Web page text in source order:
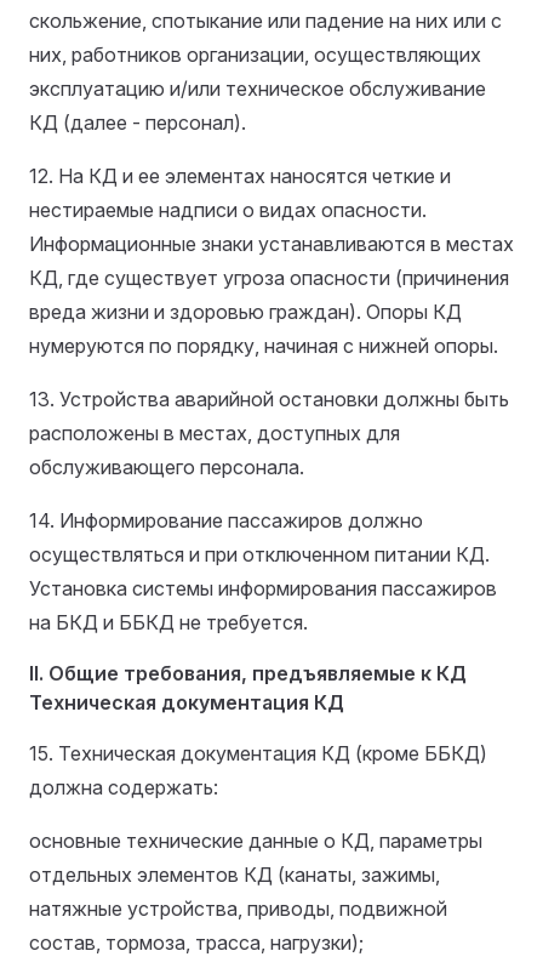
скольжение, спотыкание или падение на них или с
них, работников организации, осуществляющих
эксплуатацию и/или техническое обслуживание
КД (далее - персонал).
12. На КД и ее элементах наносятся четкие и
нестираемые надписи о видах опасности.
Информационные знаки устанавливаются в местах
КД, где существует угроза опасности (причинения
вреда жизни и здоровью граждан). Опоры КД
нумеруются по порядку, начиная с нижней опоры.
13. Устройства аварийной остановки должны быть
расположены в местах, доступных для
обслуживающего персонала.
14. Информирование пассажиров должно
осуществляться и при отключенном питании КД.
Установка системы информирования пассажиров
на БКД и ББКД не требуется.
II. Общие требования, предъявляемые к КД
Техническая документация КД
15. Техническая документация КД (кроме ББКД)
должна содержать:
основные технические данные о КД, параметры
отдельных элементов КД (канаты, зажимы,
натяжные устройства, приводы, подвижной
состав, тормоза, трасса, нагрузки);